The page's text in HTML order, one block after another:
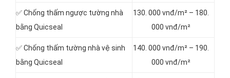
✅ Chống thấm ngược tường nhà
bằng Quicseal
130. 000 vnđ/m² – 180.
000 vnđ/m²
✅ Chống thấm tường nhà vệ sinh
bằng Quicseal
140. 000 vnđ/m² – 190.
000 vnđ/m²